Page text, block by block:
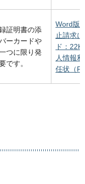
証明書の添
ーカードや
つに限り発
です。
Word版
止請求
ド：
人情報
任状（